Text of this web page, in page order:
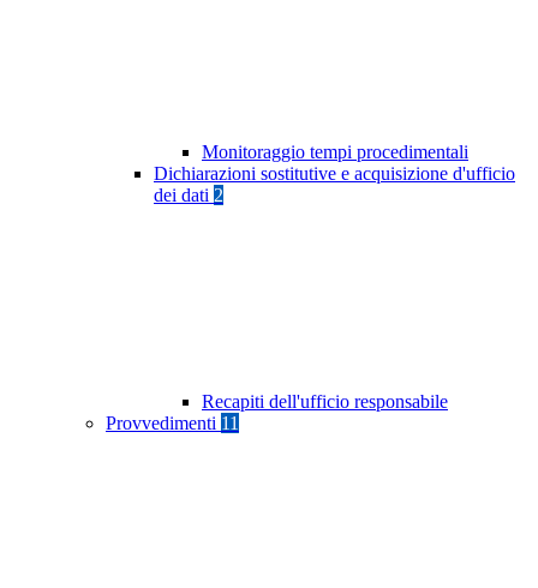
Monitoraggio tempi procedimentali
Dichiarazioni sostitutive e acquisizione d'ufficio
dei dati 2
Recapiti dell'ufficio responsabile
Provvedimenti 11